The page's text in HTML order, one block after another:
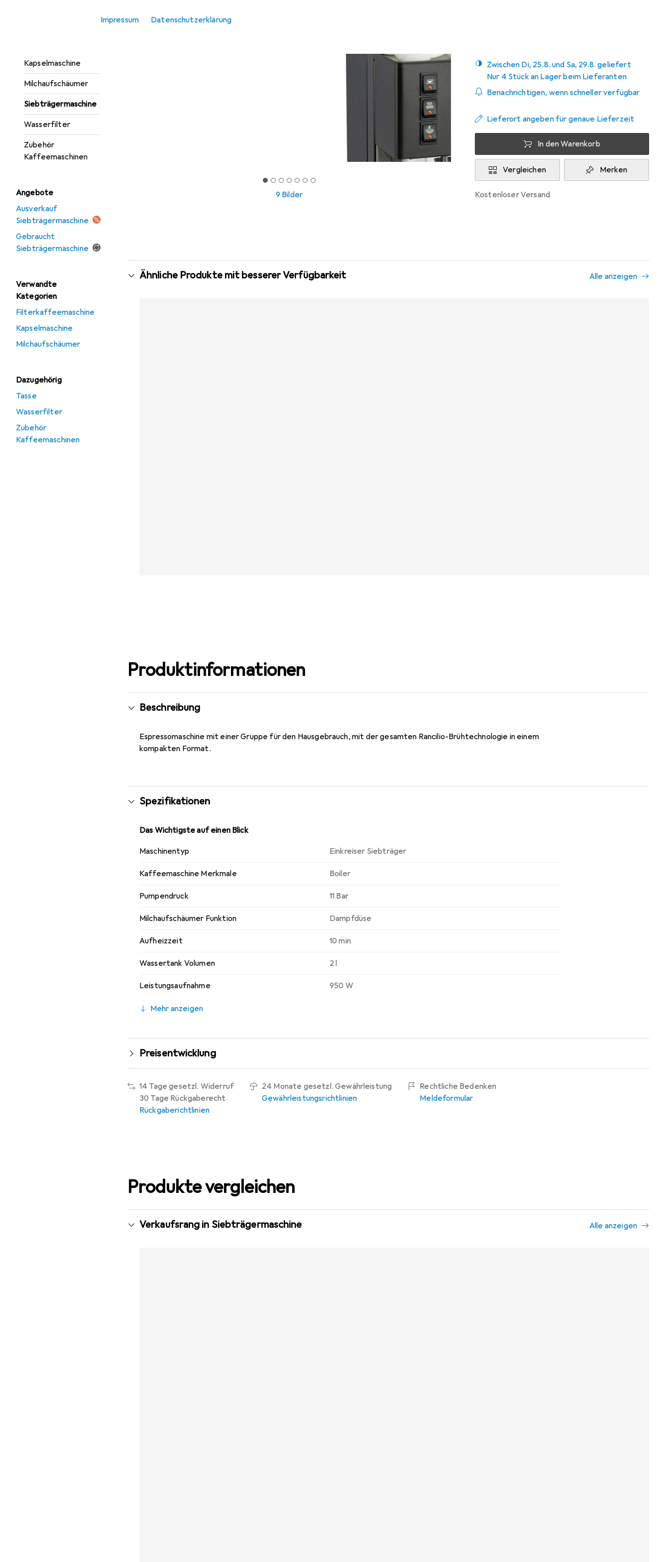
Impressum Datenschutzerklärung
Kapselmaschine
Milchaufschäumer
Siebträgermaschine
Wasserfilter
Zubehör
Kaffeemaschinen
Angebote
Ausverkauf
Siebträgermaschine
Gebraucht
Siebträgermaschine
Verwandte
Kategorien
Filterkaffeemaschine
Kapselmaschine
Milchaufschäumer
Dazugehörig
Tasse
Wasserfilter
Zubehör
Kaffeemaschinen
9 Bilder
Zwischen Di, 25.8. und Sa, 29.8. geliefert
Nur 4 Stück an Lager beim Lieferanten
Benachrichtigen, wenn schneller verfügbar
Lieferort angeben für genaue Lieferzeit
In den Warenkorb
Vergleichen Merken
kostenloser Versand
Ähnliche Produkte mit besserer Verfügbarkeit Alle anzeigen
Produktinformationen
Beschreibung
Espressomaschine mit einer Gruppe für den Hausgebrauch, mit der gesamten Rancilio-Brühtechnologie in einem
kompakten Format.
Spezifikationen
Das Wichtigste auf einen Blick
Maschinentyp Einkreiser Siebträger
Kaffeemaschine Merkmale Boiler
Pumpendruck 11 Bar
Milchaufschäumer Funktion Dampfdüse
Aufheizzeit 10 min
Wassertank Volumen 2 l
Leistungsaufnahme 950 W
Mehr anzeigen
Preisentwicklung
14 Tage gesetzl. Widerruf
30 Tage Rückgaberecht
Rückgaberichtlinien
24 Monate gesetzl. Gewährleistung
Gewährleistungsrichtlinien
Rechtliche Bedenken
Meldeformular
Produkte vergleichen
Verkaufsrang in Siebträgermaschine Alle anzeigen